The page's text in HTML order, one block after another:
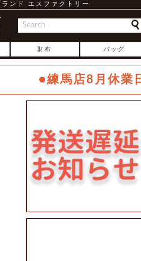
ンド エスファクトリー
財布 バッグ
●練馬店8月休業